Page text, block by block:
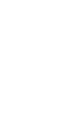
útil